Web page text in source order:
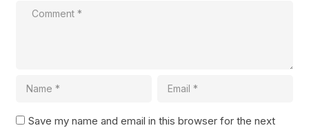
Save my name and email in this browser for the next